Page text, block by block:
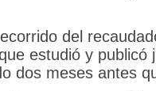
del
estudió y publicó
dos meses antes